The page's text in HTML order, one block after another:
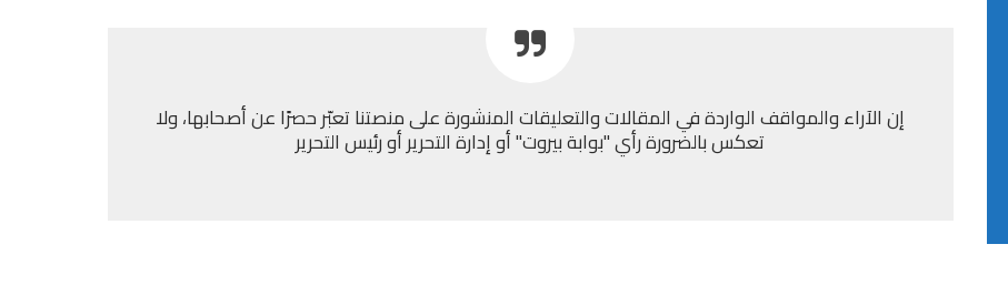
إن الآراء والمواقف الواردة في المقالات والتعليقات المنشورة على منصتنا تعبّر حصرًا عن أصحابها، ولا
تعكس بالضرورة رأي "بوابة بيروت" أو إدارة التحرير أو رئيس التحرير